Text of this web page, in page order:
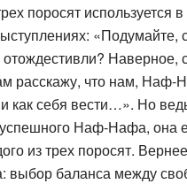
поросят используется в
«Подумайте,
расскажу, что нам, Наф-
как себя вести…». Но
успешного Наф-Нафа, она
из трех поросят.
выбор баланса между